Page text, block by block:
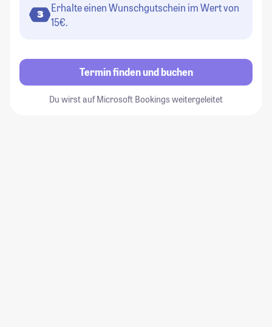
3
Erhalte einen Wunschgutschein im Wert von
15€.
Termin finden und buchen
Du wirst auf Microsoft Bookings weitergeleitet